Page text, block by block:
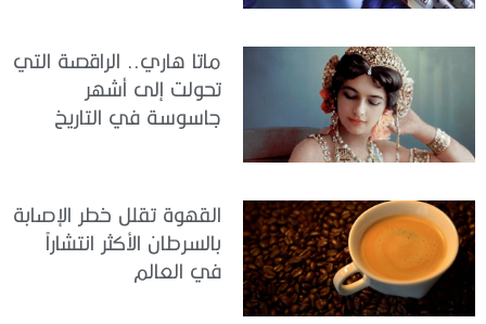
ماتا هاري.. الراقصة التي
تحولت إلى أشهر
جاسوسة في التاريخ
القهوة تقلل خطر الإصابة
بالسرطان الأكثر انتشاراً
في العالم